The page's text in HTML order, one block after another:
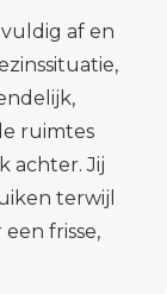
af en
ruimtes
achter. Jij
terwijl
frisse,